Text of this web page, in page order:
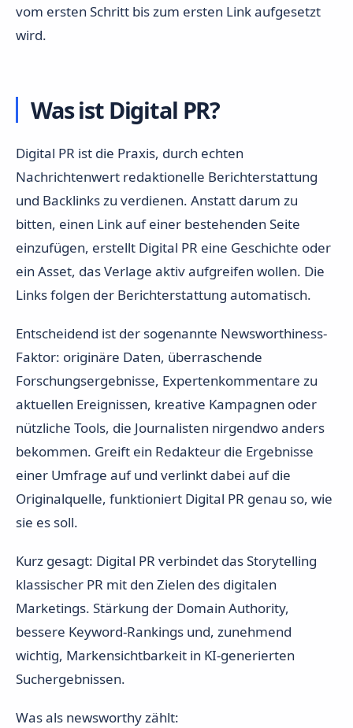
vom ersten Schritt bis zum ersten Link aufgesetzt
wird.
Was ist Digital PR?
Digital PR ist die Praxis, durch echten
Nachrichtenwert redaktionelle Berichterstattung
und Backlinks zu verdienen. Anstatt darum zu
bitten, einen Link auf einer bestehenden Seite
einzufügen, erstellt Digital PR eine Geschichte oder
ein Asset, das Verlage aktiv aufgreifen wollen. Die
Links folgen der Berichterstattung automatisch.
Entscheidend ist der sogenannte Newsworthiness-
Faktor: originäre Daten, überraschende
Forschungsergebnisse, Expertenkommentare zu
aktuellen Ereignissen, kreative Kampagnen oder
nützliche Tools, die Journalisten nirgendwo anders
bekommen. Greift ein Redakteur die Ergebnisse
einer Umfrage auf und verlinkt dabei auf die
Originalquelle, funktioniert Digital PR genau so, wie
sie es soll.
Kurz gesagt: Digital PR verbindet das Storytelling
klassischer PR mit den Zielen des digitalen
Marketings. Stärkung der Domain Authority,
bessere Keyword-Rankings und, zunehmend
wichtig, Markensichtbarkeit in KI-generierten
Suchergebnissen.
Was als newsworthy zählt: